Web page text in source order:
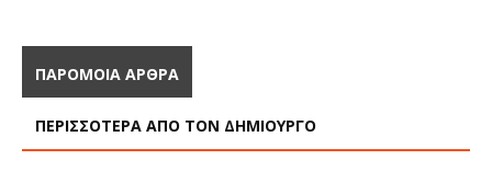
ΠΑΡΟΜΟΙΑ ΑΡΘΡΑ
ΠΕΡΙΣΣΟΤΕΡΑ ΑΠΟ ΤΟΝ ΔΗΜΙΟΥΡΓΟ